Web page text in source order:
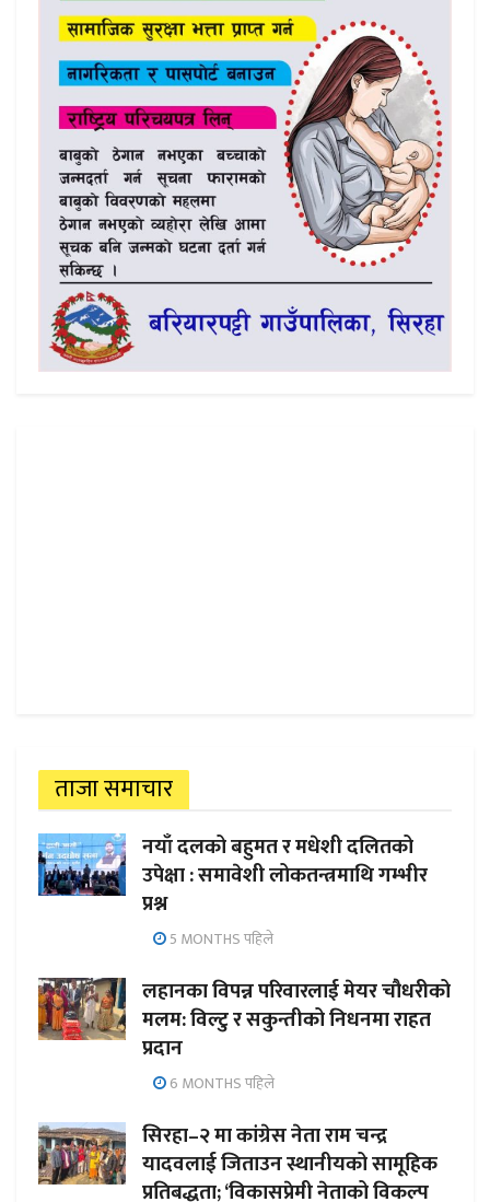
ताजा समाचार
नयाँ दलको बहुमत र मधेशी दलितको
उपेक्षा : समावेशी लोकतन्त्रमाथि गम्भीर
प्रश्न
5 MONTHS पहिले
लहानका विपन्न परिवारलाई मेयर चौधरीको
मलम: विल्टु र सकुन्तीको निधनमा राहत
प्रदान
6 MONTHS पहिले
सिरहा–२ मा कांग्रेस नेता राम चन्द्र
यादवलाई जिताउन स्थानीयको सामूहिक
प्रतिबद्धता; ‘विकासप्रेमी नेताको विकल्प